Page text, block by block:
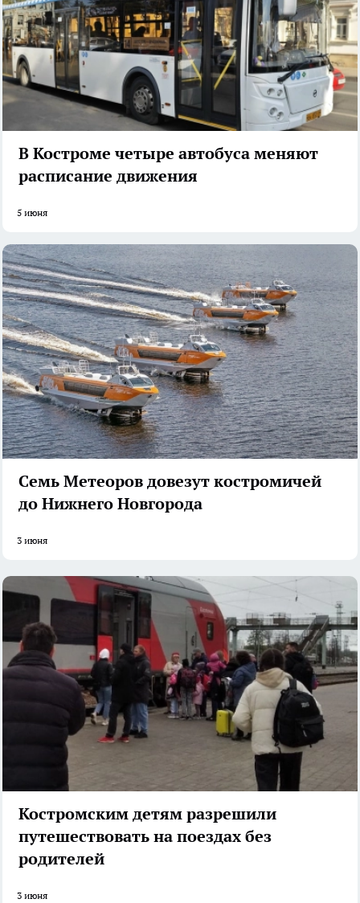
В Костроме четыре автобуса меняют
расписание движения
5 июня
Семь Метеоров довезут костромичей
до Нижнего Новгорода
3 июня
Костромским детям разрешили
путешествовать на поездах без
родителей
3 июня